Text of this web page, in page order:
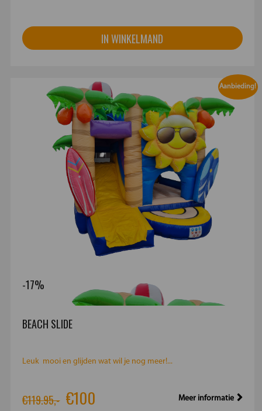
IN WINKELMAND
Aanbieding!
-17%
BEACH SLIDE
Leuk mooi en glijden wat wil je nog meer!...
€119.95,- €100 Meer informatie